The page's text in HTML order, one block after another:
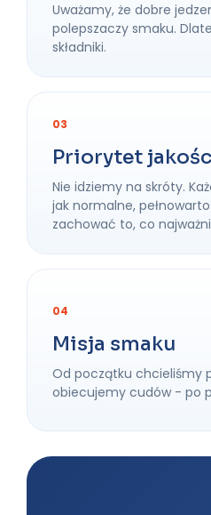
Uważamy, że dobre
polepszaczy smaku.
składniki.
03
Priorytet
Nie idziemy na skróty.
jak normalne,
zachować to, co
04
Misja smaku
Od początku chcieliśmy
obiecujemy cudów - po